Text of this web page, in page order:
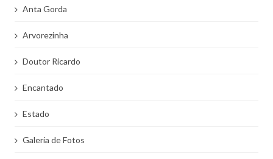
Anta Gorda
Arvorezinha
Doutor Ricardo
Encantado
Estado
Galeria de Fotos